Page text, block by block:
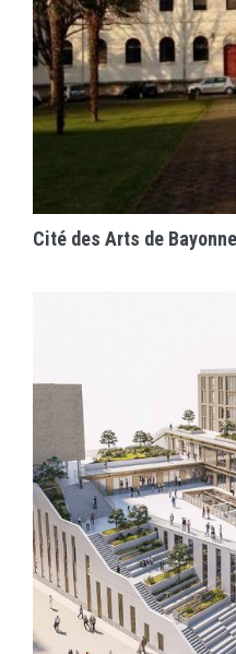
EN
Cité des Arts de Bayonne